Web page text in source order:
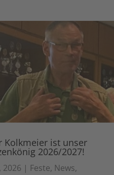
Kolkmeier ist unser
2026/2027!
2026 | Feste, News,